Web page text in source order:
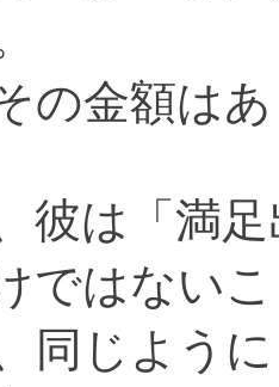
の金額は
彼は「満
ではない
同じよう